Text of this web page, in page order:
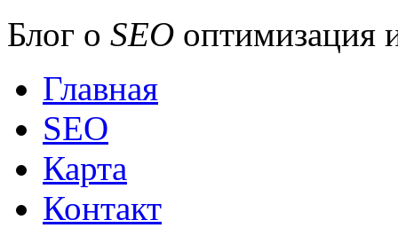
Блог о SEO оптимизация
Главная
SEO
Карта
Контакт